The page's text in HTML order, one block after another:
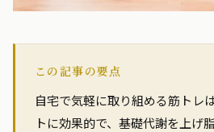
この記事の要点
自宅で気軽に取り組める筋トレ
トに効果的で、基礎代謝を上げ